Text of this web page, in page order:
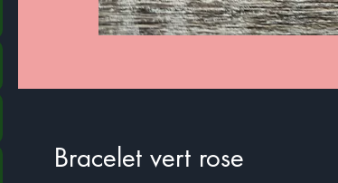
Bracelet vert rose